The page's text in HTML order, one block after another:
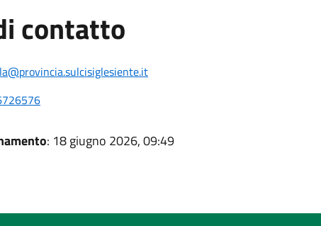
contatto
: 18 giugno 2026, 09:49